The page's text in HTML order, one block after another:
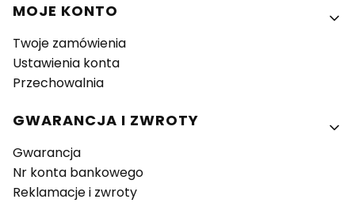
MOJE KONTO
Twoje zamówienia
Ustawienia konta
Przechowalnia
GWARANCJA I ZWROTY
Gwarancja
Nr konta bankowego
Reklamacje i zwroty